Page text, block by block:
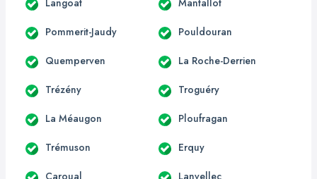
Pommerit-Jaudy Pouldouran
Quemperven La Roche-Derrien
Trézény Troguéry
La Méaugon Ploufragan
Trémuson Erquy
Caroual Lanvellec